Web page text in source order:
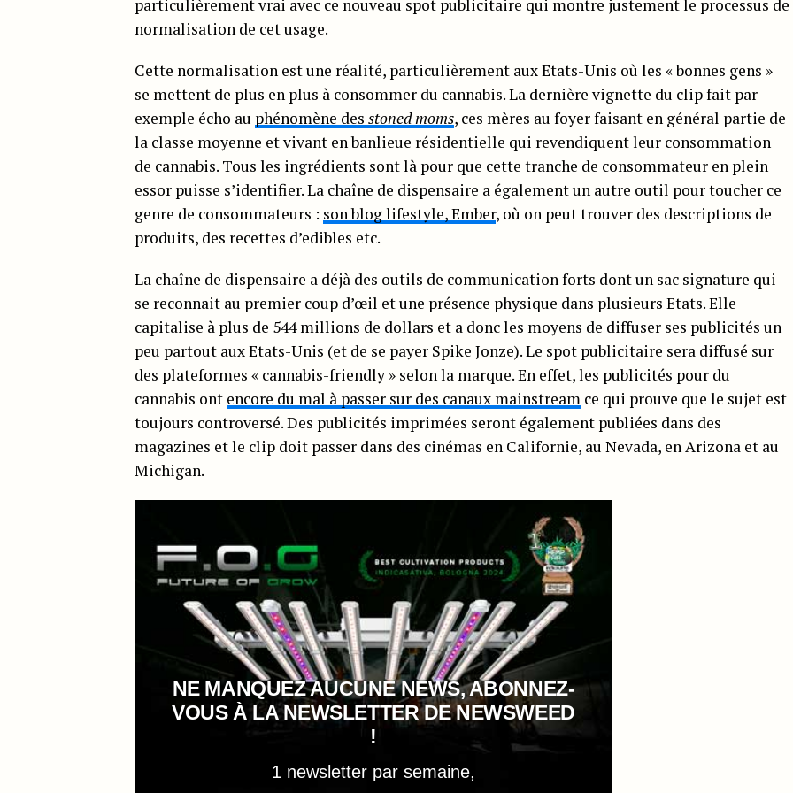
particulièrement vrai avec ce nouveau spot publicitaire qui montre justement le processus de
normalisation de cet usage.
Cette normalisation est une réalité, particulièrement aux Etats-Unis où les « bonnes gens »
se mettent de plus en plus à consommer du cannabis. La dernière vignette du clip fait par
exemple écho au phénomène des stoned moms, ces mères au foyer faisant en général partie de
la classe moyenne et vivant en banlieue résidentielle qui revendiquent leur consommation
de cannabis. Tous les ingrédients sont là pour que cette tranche de consommateur en plein
essor puisse s’identifier. La chaîne de dispensaire a également un autre outil pour toucher ce
genre de consommateurs : son blog lifestyle, Ember, où on peut trouver des descriptions de
produits, des recettes d’edibles etc.
La chaîne de dispensaire a déjà des outils de communication forts dont un sac signature qui
se reconnait au premier coup d’œil et une présence physique dans plusieurs Etats. Elle
capitalise à plus de 544 millions de dollars et a donc les moyens de diffuser ses publicités un
peu partout aux Etats-Unis (et de se payer Spike Jonze). Le spot publicitaire sera diffusé sur
des plateformes « cannabis-friendly » selon la marque. En effet, les publicités pour du
cannabis ont encore du mal à passer sur des canaux mainstream ce qui prouve que le sujet est
toujours controversé. Des publicités imprimées seront également publiées dans des
magazines et le clip doit passer dans des cinémas en Californie, au Nevada, en Arizona et au
Michigan.
NE MANQUEZ AUCUNE NEWS, ABONNEZ-
VOUS À LA NEWSLETTER DE NEWSWEED
!
1 newsletter par semaine,